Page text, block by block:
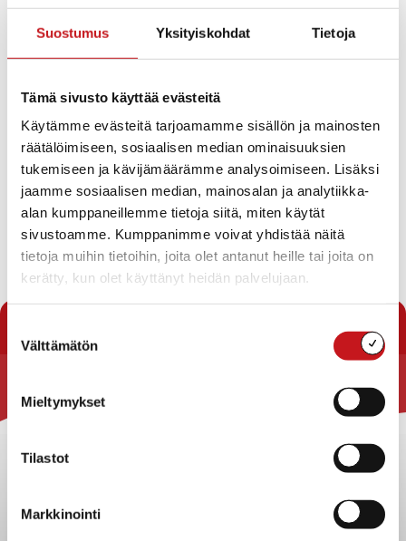
Suostumus Yksityiskohdat Tietoja
Tämä sivusto käyttää evästeitä
Käytämme evästeitä tarjoamamme sisällön ja mainosten
räätälöimiseen, sosiaalisen median ominaisuuksien
tukemiseen ja kävijämäärämme analysoimiseen. Lisäksi
jaamme sosiaalisen median, mainosalan ja analytiikka-
alan kumppaneillemme tietoja siitä, miten käytät
sivustoamme. Kumppanimme voivat yhdistää näitä
tietoja muihin tietoihin, joita olet antanut heille tai joita on
kerätty, kun olet käyttänyt heidän palvelujaan.
valinta
Välttämätön
Mieltymykset
Tilastot
Markkinointi
Kokouspäivä: 15.12.2016
Esityslista
Kokouksen laillisuus ja päätösvaltaisuus
Pöytäkirjan tarkastaminen
Sivistystoimen ajankohtaiskatsaus (klo 9)
Perusturvan ajankohtaiskatsaus (klo 10)
Hallintokuntien vastineet vuoden 2015
arviointikertomukseen
Muut mahdolliset asiat
Oikaisuvaatimus ja valitusosoitus
Lataa pöytäkirja
Rautalammin kunta
Kuntainfo
sopimukset